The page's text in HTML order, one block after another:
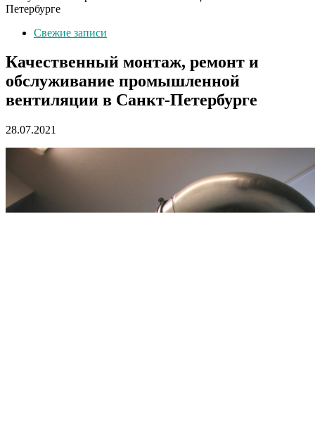
Петербурге
Свежие записи
Качественный монтаж, ремонт и
обслуживание промышленной
вентиляции в Санкт-Петербурге
28.07.2021